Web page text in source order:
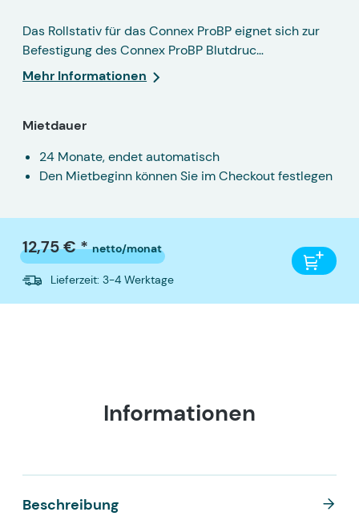
Das Rollstativ für das Connex ProBP eignet sich zur
Befestigung des Connex ProBP Blutdruc…
Mehr Informationen
Mietdauer
24 Monate, endet automatisch
Den Mietbeginn können Sie im Checkout festlegen
12,75 € * netto/monat
Lieferzeit: 3-4 Werktage
Informationen
Beschreibung